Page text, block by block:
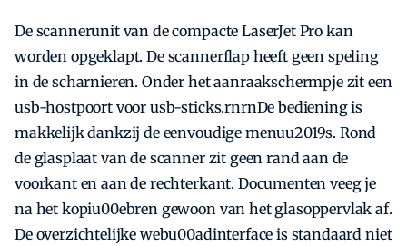
De scannerunit van de compacte LaserJet Pro kan
worden opgeklapt. De scannerflap heeft geen speling
in de scharnieren. Onder het aanraakschermpje zit een
usb-hostpoort voor usb-sticks.rnrnDe bediening is
makkelijk dankzij de eenvoudige menuu2019s. Rond
de glasplaat van de scanner zit geen rand aan de
voorkant en aan de rechterkant. Documenten veeg je
na het kopiu00ebren gewoon van het glasoppervlak af.
De overzichtelijke webu00adinterface is standaard niet